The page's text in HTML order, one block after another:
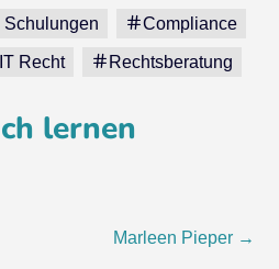
Schulungen Compliance
IT Recht Rechtsberatung
lernen
Marleen Pieper →